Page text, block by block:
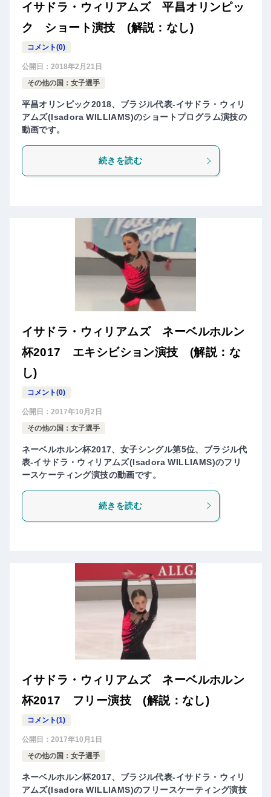
イサドラ・ウィリアムズ 平昌オリンピッ
ク ショート演技 (解説：なし)
コメント(0)
公開日： 2018年2月21日
その他の国：女子選手
平昌オリンピック2018、ブラジル代表-イサドラ・ウィリ
アムズ(Isadora WILLIAMS)のショートプログラム演技の
動画です。
続きを読む
イサドラ・ウィリアムズ ネーベルホルン
杯2017 エキシビション演技 (解説：な
し)
コメント(0)
公開日： 2017年10月2日
その他の国：女子選手
ネーベルホルン杯2017、女子シングル第5位、ブラジル代
表-イサドラ・ウィリアムズ(Isadora WILLIAMS)のフリ
ースケーティング演技の動画です。
続きを読む
イサドラ・ウィリアムズ ネーベルホルン
杯2017 フリー演技 (解説：なし)
コメント(1)
公開日： 2017年10月1日
その他の国：女子選手
ネーベルホルン杯2017、ブラジル代表-イサドラ・ウィリ
アムズ(Isadora WILLIAMS)のフリースケーティング演技